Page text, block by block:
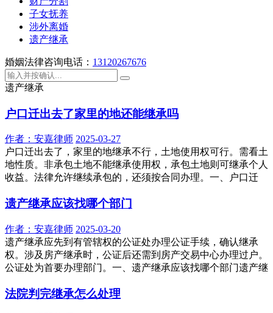
子女抚养
涉外离婚
遗产继承
婚姻法律咨询电话： 13120267676
遗产继承
户口迁出去了家里的地还能继承吗
作者： 安嘉律师 2025-03-27
户口迁出去了，家里的地继承不行，土地使用权可行。需看土
地性质。非承包土地不能继承使用权，承包土地则可继承个人
收益。法律允许继续承包的，还须按合同办理。一、户口迁
遗产继承应该找哪个部门
作者： 安嘉律师 2025-03-20
遗产继承应先到有管辖权的公证处办理公证手续，确认继承
权。涉及房产继承时，公证后还需到房产交易中心办理过户。
公证处为首要办理部门。一、遗产继承应该找哪个部门遗产继
法院判完继承怎么处理